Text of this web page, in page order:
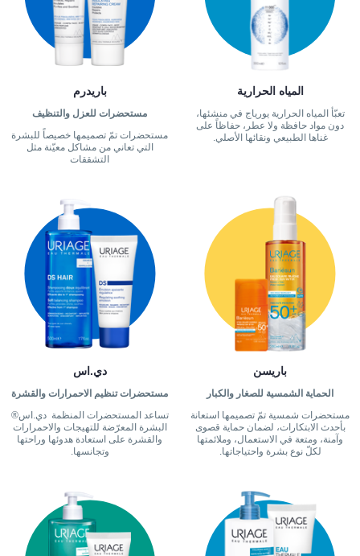
المياه الحرارية
تعبّأ المياه الحرارية يورياج في منشئها،
دون مواد حافظة ولا عطر، حفاظاً على
غناها الطبيعي ونقائها الأصلي.
باريدرم
مستحضرات للعزل والتنظيف
مستحضرات تمّ تصميمها خصيصاً للبشرة
التي تعاني من مشاكل معيّنة مثل
التشققات
باريسن
الحماية الشمسية للصغار والكبار
مستحضرات شمسية تمّ تصميمها استعانة
بأحدث الابتكارات، لضمان حماية قصوى
وآمنة، ومتعة في الاستعمال، وملائمتها
لكلّ نوع بشرة واحتياجاتها.
دي.اس
مستحضرات تنظيم الاحمرارات والقشرة
تساعد المستحضرات المنظمة دي.اس®
البشرة المعرّضة للتهيجات والاحمرارات
والقشرة على استعادة هدوئها وراحتها
وتجانسها.